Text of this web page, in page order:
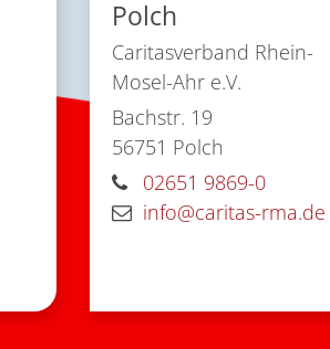
Polch
Caritasverband Rhein-
Mosel-Ahr e.V.
Bachstr. 19
56751 Polch
02651 9869-0
info@caritas-rma.de